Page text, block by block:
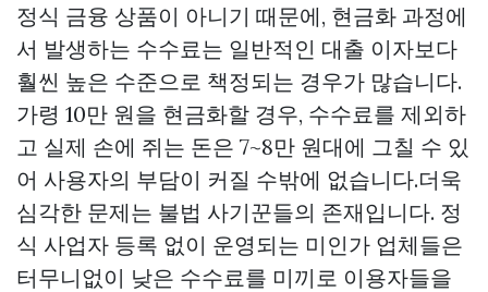
정식 금융 상품이 아니기 때문에, 현금화 과정에
서 발생하는 수수료는 일반적인 대출 이자보다
훨씬 높은 수준으로 책정되는 경우가 많습니다.
가령 10만 원을 현금화할 경우, 수수료를 제외하
고 실제 손에 쥐는 돈은 7~8만 원대에 그칠 수 있
어 사용자의 부담이 커질 수밖에 없습니다.더욱
심각한 문제는 불법 사기꾼들의 존재입니다. 정
식 사업자 등록 없이 운영되는 미인가 업체들은
터무니없이 낮은 수수료를 미끼로 이용자들을